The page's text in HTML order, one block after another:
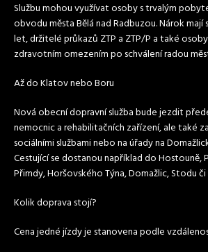
Službu mohou využívat osoby s trvalým
obvodu města Bělá nad Radbuzou. Nárok mají
let, držitelé průkazů ZTP a ZTP/P a také
zdravotním omezením po schválení radou
Až do Klatov nebo Boru
Nová obecní dopravní služba bude jezdit
nemocnic a rehabilitačních zařízení, ale také
sociálními službami nebo na úřady na
Cestující se dostanou například do Hostouně,
Přimdy, Horšovského Týna, Domažlic, Stodu
Kolik doprava stojí?
Cena jedné jízdy je stanovena podle